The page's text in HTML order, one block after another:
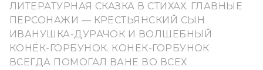
ЛИТЕРАТУРНАЯ СКАЗКА В СТИХАХ. ГЛАВНЫЕ
ПЕРСОНАЖИ — КРЕСТЬЯНСКИЙ СЫН
ИВАНУШКА-ДУРАЧОК И ВОЛШЕБНЫЙ
КОНЁК-ГОРБУНОК. КОНЕК-ГОРБУНОК
ВСЕГДА ПОМОГАЛ ВАНЕ ВО ВСЕХ